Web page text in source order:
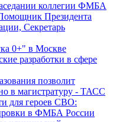
коллегии ФМБА
Президента
Секретарь
0+" в Москве
разработки в сфере
позволит
в магистратуру - ТАСС
для героев СВО:
в ФМБА России